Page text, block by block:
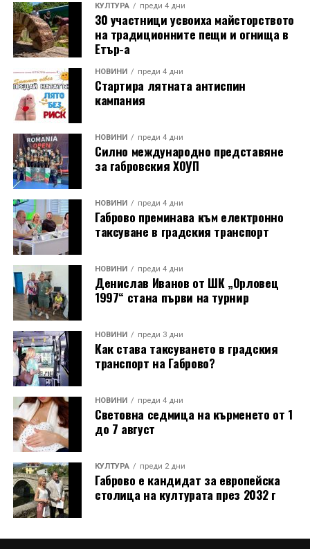
Години след разрушаването на кулата се заражда
инициатива за нейното възстановяване, обединила
местни културни дейци – сред тях творецът Иван
Койчев и етнографът Бонка Тихова. Усилията им се
увенчават с успех и на 8 септември 1984 година
часовниковата кула, с работещия век по-рано
механизъм, е официално открита наново. Самият
механизъм е възстановен година по-рано, през 1983
г., от майстор Илия Ковачев, който изковава
липсващите му части. Днес неговият син, Иван
Ковачев, продължава делото на баща си, като се
грижи за техническата поддръжка на механизма и
отстранява евентуални повреди.
Разказаната от Симеонов история разкрива и
любопитен детайл около самото местоположение на
новата кула. Архитект Илия Лефтеров е трябвало да
търси подходящо място за нейното изграждане, тъй
като до средата на 80-те години на нейното
оригинално място вече били построени сградите на
Община Дряново и на полицията.
КУЛТУРА преди 4 дни
30 участници усвоиха майсторството
на традиционните пещи и огнища в
Етър-а
НОВИНИ преди 4 дни
Стартира лятната антиспин
кампания
НОВИНИ преди 4 дни
Силно международно представяне
за габровския ХОУП
НОВИНИ преди 4 дни
Габрово преминава към електронно
таксуване в градския транспорт
НОВИНИ преди 4 дни
Денислав Иванов от ШК „Орловец
1997“ стана първи на турнир
НОВИНИ преди 3 дни
Как става таксуването в градския
транспорт на Габрово?
НОВИНИ преди 4 дни
Световна седмица на кърменето от 1
до 7 август
КУЛТУРА преди 2 дни
Габрово е кандидат за европейска
столица на културата през 2032 г